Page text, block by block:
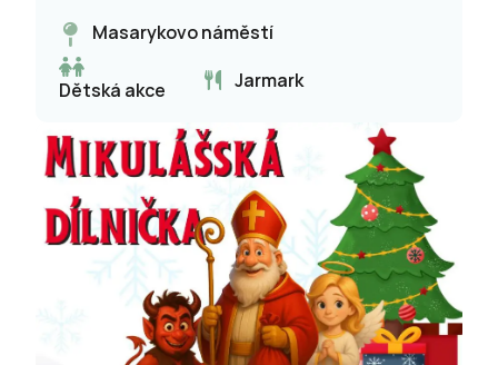
Masarykovo náměstí
Dětská akce Jarmark